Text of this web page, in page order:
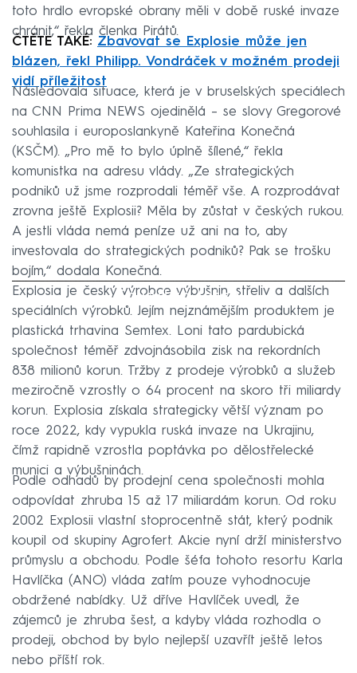
toto hrdlo evropské obrany měli v době ruské invaze
chránit,“ řekla členka Pirátů.
ČTĚTE TAKÉ: Zbavovat se Explosie může jen
blázen, řekl Philipp. Vondráček v možném prodeji
vidí příležitost
Následovala situace, která je v bruselských speciálech
na CNN Prima NEWS ojedinělá – se slovy Gregorové
souhlasila i europoslankyně Kateřina Konečná
(KSČM). „Pro mě to bylo úplně šílené,“ řekla
komunistka na adresu vlády. „Ze strategických
podniků už jsme rozprodali téměř vše. A rozprodávat
zrovna ještě Explosii? Měla by zůstat v českých rukou.
A jestli vláda nemá peníze už ani na to, aby
investovala do strategických podniků? Pak se trošku
bojím,“ dodala Konečná.
Failed to fetch
Explosia je český výrobce výbušnin, střeliv a dalších
speciálních výrobků. Jejím nejznámějším produktem je
plastická trhavina Semtex. Loni tato pardubická
společnost téměř zdvojnásobila zisk na rekordních
838 milionů korun. Tržby z prodeje výrobků a služeb
meziročně vzrostly o 64 procent na skoro tři miliardy
korun. Explosia získala strategicky větší význam po
roce 2022, kdy vypukla ruská invaze na Ukrajinu,
čímž rapidně vzrostla poptávka po dělostřelecké
munici a výbušninách.
Podle odhadů by prodejní cena společnosti mohla
odpovídat zhruba 15 až 17 miliardám korun. Od roku
2002 Explosii vlastní stoprocentně stát, který podnik
koupil od skupiny Agrofert. Akcie nyní drží ministerstvo
průmyslu a obchodu. Podle šéfa tohoto resortu Karla
Havlíčka (ANO) vláda zatím pouze vyhodnocuje
obdržené nabídky. Už dříve Havlíček uvedl, že
zájemců je zhruba šest, a kdyby vláda rozhodla o
prodeji, obchod by bylo nejlepší uzavřít ještě letos
nebo příští rok.